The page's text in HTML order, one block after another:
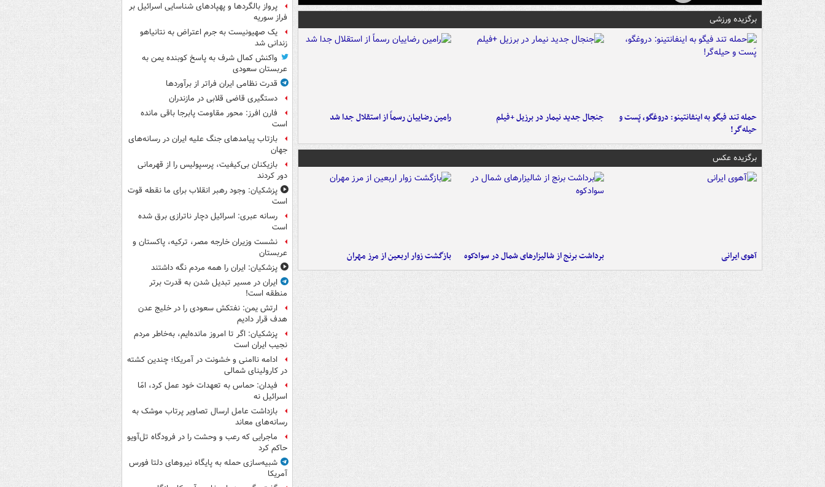
برگزیده ورزشی
حمله تند فیگو به اینفانتینو: دروغگو، پَست‌ و
حیله‌گر!
جنجال جدید نیمار در برزیل +فیلم رامین رضاییان رسماً از استقلال جدا شد
برگزیده عکس
آهوی ایرانی برداشت برنج از شالیزارهای شمال در سوادکوه بازگشت زوار اربعین از مرز مهران
پرواز بالگردها و پهپادهای شناسایی اسرائیل بر
فراز سوریه
یک صهیونیست به جرم اعتراض به نتانیاهو
زندانی شد
واکنش کمال شرف به پاسخ کوبنده یمن به
عربستان سعودی
قدرت نظامی ایران فراتر از برآوردها
دستگیری قاضی قلابی در مازندران
فارن افرز: محور مقاومت پابرجا باقی مانده
است
بازتاب پیامدهای جنگ علیه ایران در رسانه‌های
جهان
بازیکنان بی‌کیفیت، پرسپولیس را از قهرمانی
دور کردند
پزشکیان: وجود رهبر انقلاب برای ما نقطه قوت
است
رسانه عبری: اسرائیل دچار ناترازی برق شده
است
نشست وزیران خارجه مصر، ترکیه، پاکستان و
عربستان
پزشکیان: ایران را همه مردم نگه داشتند
ایران در مسیر تبدیل شدن به قدرت برتر
منطقه است!
ارتش یمن: نفتکش سعودی را در خلیج عدن
هدف قرار دادیم
پزشکیان: اگر تا امروز مانده‌ایم، به‌خاطر مردم
نجیب ایران است
ادامه ناامنی و خشونت در آمریکا؛ چندین کشته
در کارولینای شمالی
فیدان: حماس به تعهدات خود عمل کرد، امّا
اسرائیل نه
بازداشت عامل ارسال تصاویر پرتاب موشک به
رسانه‌های معاند
ماجرایی که رعب و وحشت را در فرودگاه تل‌آویو
حاکم کرد
شبیه‌سازی حمله به پایگاه نیروهای دلتا فورس
آمریکا